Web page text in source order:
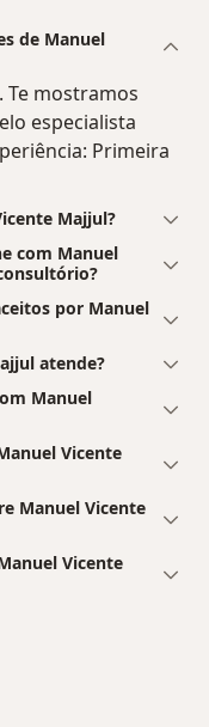
de Manuel
Te mostramos
especialista
Primeira
Majjul?
com Manuel
por Manuel
atende?
Manuel
Vicente
Manuel Vicente
Vicente